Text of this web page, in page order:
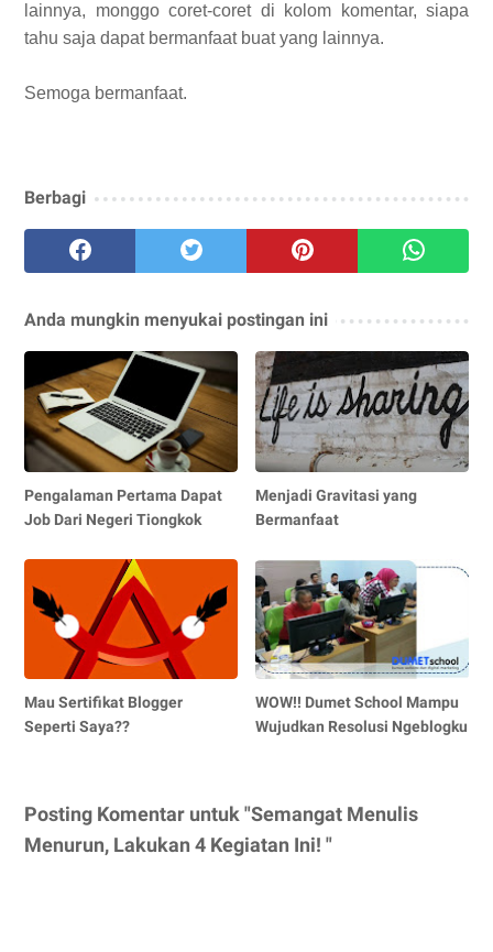
lainnya, monggo coret-coret di kolom komentar, siapa
tahu saja dapat bermanfaat buat yang lainnya.
Semoga bermanfaat.
Berbagi
Anda mungkin menyukai postingan ini
Pengalaman Pertama Dapat
Job Dari Negeri Tiongkok
Menjadi Gravitasi yang
Bermanfaat
Mau Sertifikat Blogger
Seperti Saya??
WOW!! Dumet School Mampu
Wujudkan Resolusi Ngeblogku
Posting Komentar untuk "Semangat Menulis
Menurun, Lakukan 4 Kegiatan Ini! "